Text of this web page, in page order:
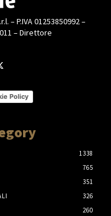
– P.IVA 01253850992 –
– Direttore
Policy
1338
765
351
326
260